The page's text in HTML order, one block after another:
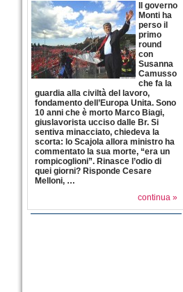
Il governo
Monti ha
perso il
primo
round
con
Susanna
Camusso
che fa la
guardia alla civiltà del lavoro,
fondamento dell’Europa Unita. Sono
10 anni che è morto Marco Biagi,
giuslavorista ucciso dalle Br. Si
sentiva minacciato, chiedeva la
scorta: lo Scajola allora ministro ha
commentato la sua morte, “era un
rompicoglioni”. Rinasce l’odio di
quei giorni? Risponde Cesare
Melloni, …
continua »